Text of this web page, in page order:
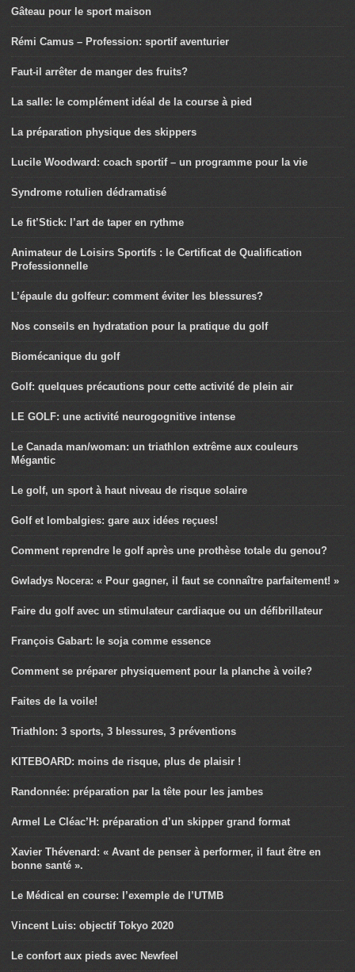
Gâteau pour le sport maison
Rémi Camus – Profession: sportif aventurier
Faut-il arrêter de manger des fruits?
La salle: le complément idéal de la course à pied
La préparation physique des skippers
Lucile Woodward: coach sportif – un programme pour la vie
Syndrome rotulien dédramatisé
Le fit’Stick: l’art de taper en rythme
Animateur de Loisirs Sportifs : le Certificat de Qualification
Professionnelle
L’épaule du golfeur: comment éviter les blessures?
Nos conseils en hydratation pour la pratique du golf
Biomécanique du golf
Golf: quelques précautions pour cette activité de plein air
LE GOLF: une activité neurogognitive intense
Le Canada man/woman: un triathlon extrême aux couleurs
Mégantic
Le golf, un sport à haut niveau de risque solaire
Golf et lombalgies: gare aux idées reçues!
Comment reprendre le golf après une prothèse totale du genou?
Gwladys Nocera: « Pour gagner, il faut se connaître parfaitement! »
Faire du golf avec un stimulateur cardiaque ou un défibrillateur
François Gabart: le soja comme essence
Comment se préparer physiquement pour la planche à voile?
Faites de la voile!
Triathlon: 3 sports, 3 blessures, 3 préventions
KITEBOARD: moins de risque, plus de plaisir !
Randonnée: préparation par la tête pour les jambes
Armel Le Cléac’H: préparation d’un skipper grand format
Xavier Thévenard: « Avant de penser à performer, il faut être en
bonne santé ».
Le Médical en course: l’exemple de l’UTMB
Vincent Luis: objectif Tokyo 2020
Le confort aux pieds avec Newfeel